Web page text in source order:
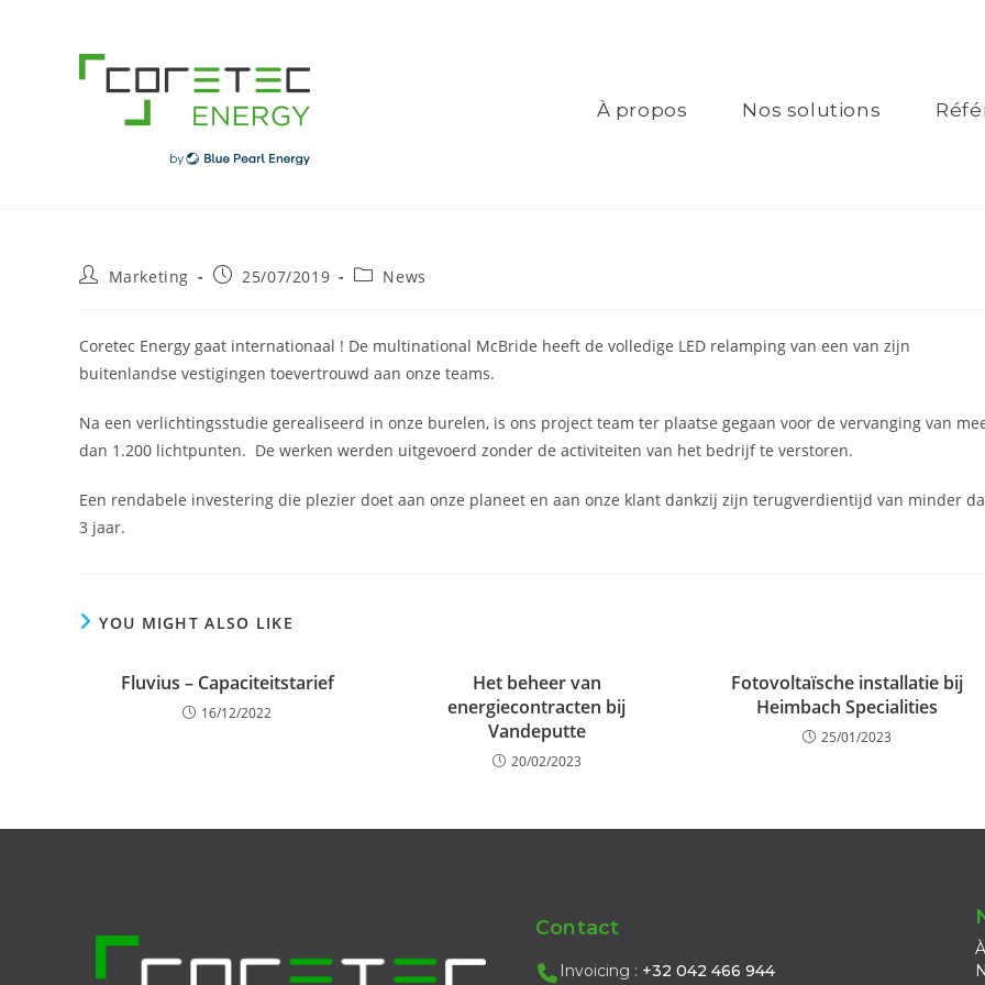
À propos Nos solutions
PostMarketing
Post25/07/2019
PostNews
Coretec Energy gaat internationaal ! De multinational McBride heeft de volledige LED relamping van een van zijn
buitenlandse vestigingen toevertrouwd aan onze teams.
Na een verlichtingsstudie gerealiseerd in onze burelen, is ons project team ter plaatse gegaan voor de vervanging van
dan 1.200 lichtpunten. De werken werden uitgevoerd zonder de activiteiten van het bedrijf te verstoren.
Een rendabele investering die plezier doet aan onze planeet en aan onze klant dankzij zijn terugverdientijd van minder
3 jaar.
YOU MIGHT ALSO LIKE
Fluvius – Capaciteitstarief
16/12/2022
Het beheer van
energiecontracten bij
Vandeputte
20/02/2023
Fotovoltaïsche installatie bij
Heimbach Specialities
25/01/2023
Contact
Invoicing : +32 042 466 944